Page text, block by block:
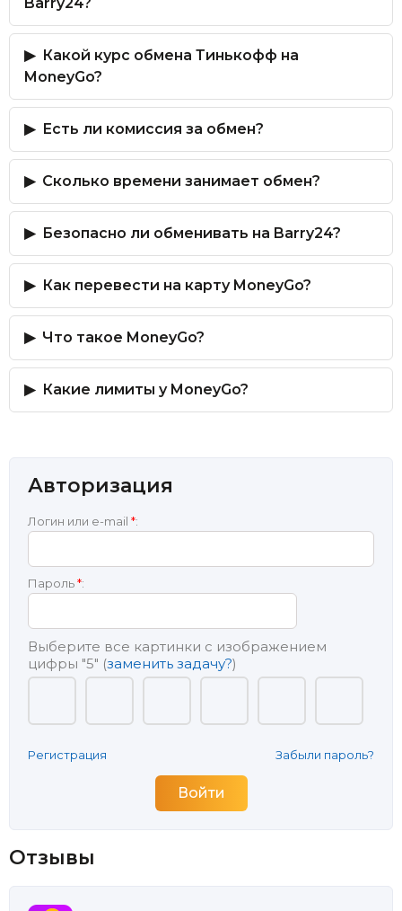
Какой курс обмена Тинькофф на
MoneyGo?
Есть ли комиссия за обмен?
Сколько времени занимает обмен?
Безопасно ли обменивать на Barry24?
Как перевести на карту MoneyGo?
Что такое MoneyGo?
Какие лимиты у MoneyGo?
Авторизация
Логин или e-mail *:
Пароль*:
Выберите все картинки с изображением
цифры "5" (заменить задачу?)
Регистрация Забыли пароль?
Отзывы